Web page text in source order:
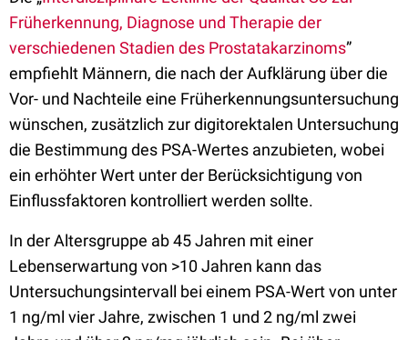
Früherkennung, Diagnose und Therapie der
verschiedenen Stadien des Prostatakarzinoms”
empfiehlt Männern, die nach der Aufklärung über die
Vor- und Nachteile eine Früherkennungsuntersuchung
wünschen, zusätzlich zur digitorektalen Untersuchung
die Bestimmung des PSA-Wertes anzubieten, wobei
ein erhöhter Wert unter der Berücksichtigung von
Einflussfaktoren kontrolliert werden sollte.
In der Altersgruppe ab 45 Jahren mit einer
Lebenserwartung von >10 Jahren kann das
Untersuchungsintervall bei einem PSA-Wert von unter
1 ng/ml vier Jahre, zwischen 1 und 2 ng/ml zwei